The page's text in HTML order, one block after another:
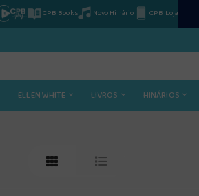
CPB Books Novo Hinário CPB Loja
ELLEN WHITE LIVROS HINÁRIOS